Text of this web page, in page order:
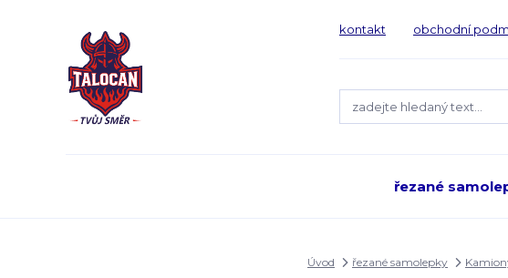
kontakt obchodní
řezané
Úvod řezané samolepky